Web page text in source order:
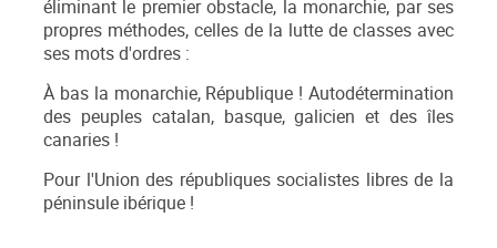
éliminant le premier obstacle, la monarchie, par ses
propres méthodes, celles de la lutte de classes avec
ses mots d'ordres :
À bas la monarchie, République ! Autodétermination
des peuples catalan, basque, galicien et des îles
canaries !
Pour l'Union des républiques socialistes libres de la
péninsule ibérique !